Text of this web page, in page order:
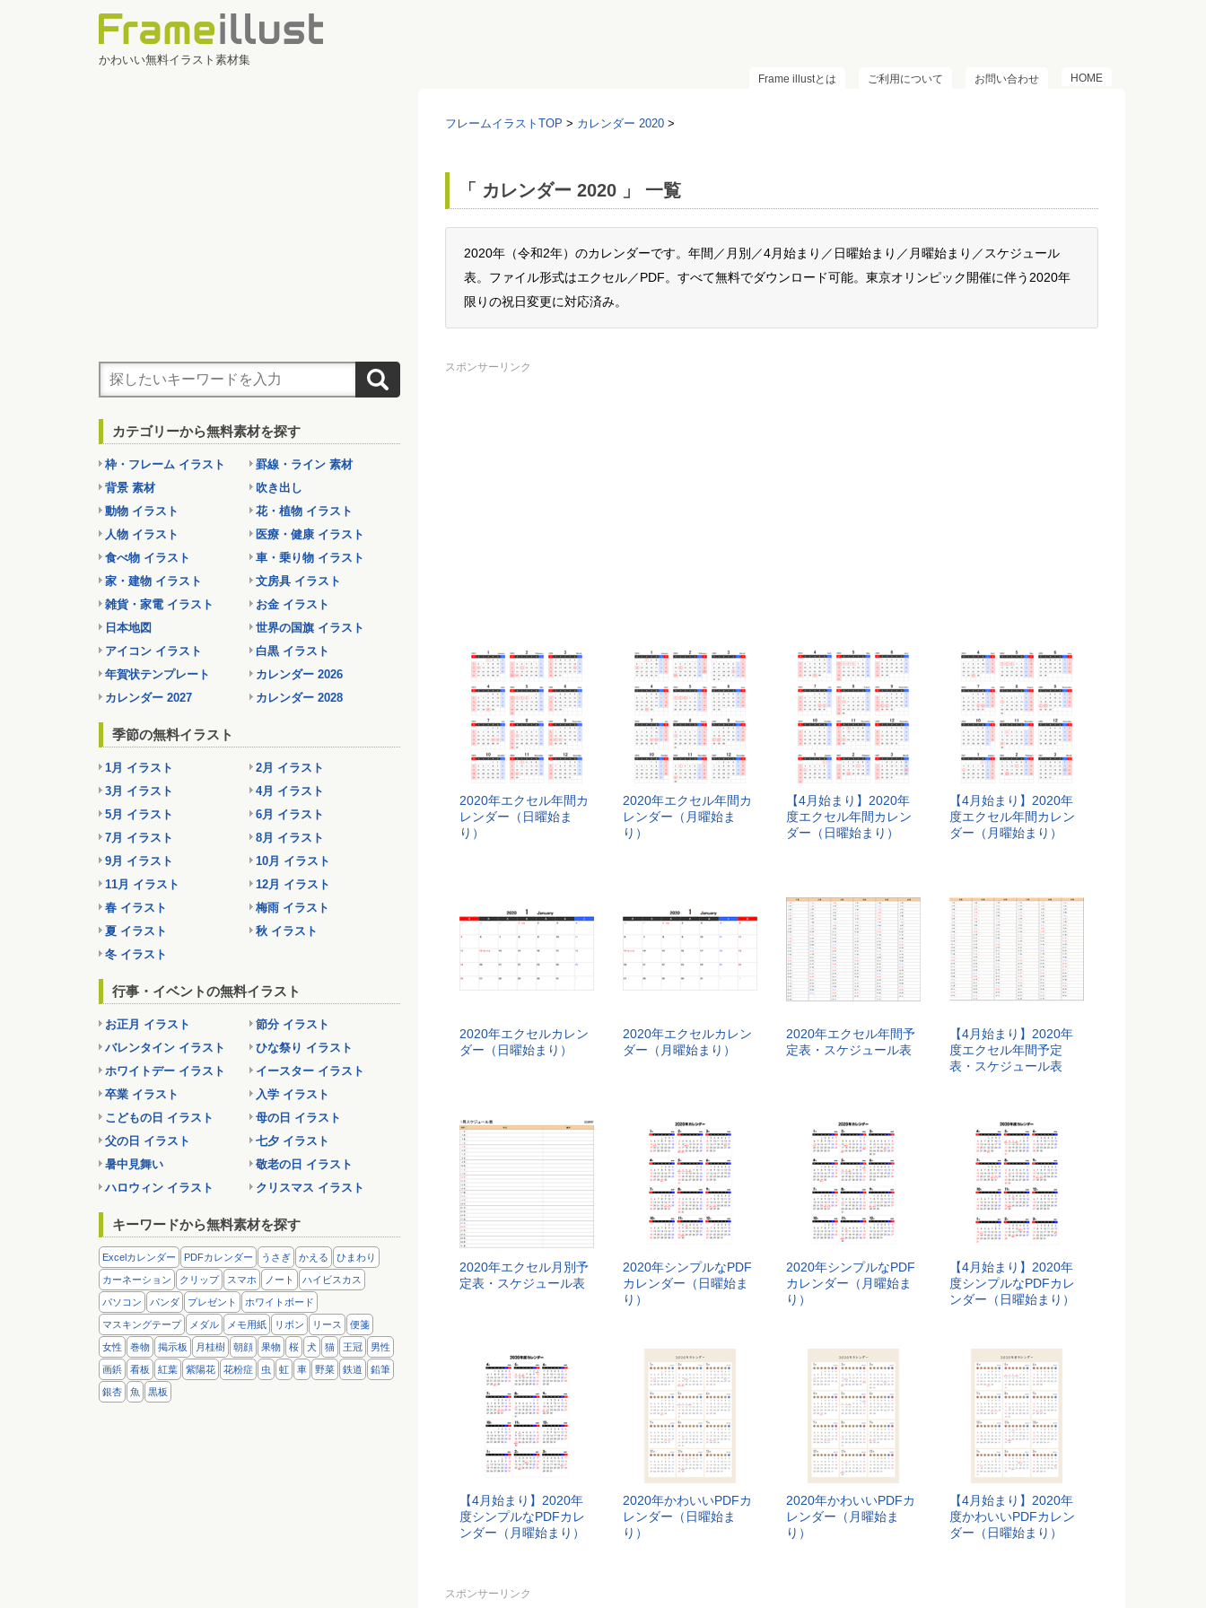
かわいい無料イラスト素材集
HOME
お問い合わせ
ご利用について
Frame illustとは
フレームイラストTOP > カレンダー 2020 >
「 カレンダー 2020 」 一覧
2020年（令和2年）のカレンダーです。年間／月別／4月始まり／日曜始まり／月曜始まり／スケジュール
表。ファイル形式はエクセル／PDF。すべて無料でダウンロード可能。東京オリンピック開催に伴う2020年
限りの祝日変更に対応済み。
スポンサーリンク
2020年エクセル年間カ
レンダー（日曜始ま
り）
2020年エクセル年間カ
レンダー（月曜始ま
り）
【4月始まり】2020年
度エクセル年間カレン
ダー（日曜始まり）
【4月始まり】2020年
度エクセル年間カレン
ダー（月曜始まり）
2020年エクセルカレン
ダー（日曜始まり）
2020年エクセルカレン
ダー（月曜始まり）
2020年エクセル年間予
定表・スケジュール表
【4月始まり】2020年
度エクセル年間予定
表・スケジュール表
2020年エクセル月別予
定表・スケジュール表
2020年シンプルなPDF
カレンダー（日曜始ま
り）
2020年シンプルなPDF
カレンダー（月曜始ま
り）
【4月始まり】2020年
度シンプルなPDFカレ
ンダー（日曜始まり）
【4月始まり】2020年
度シンプルなPDFカレ
ンダー（月曜始まり）
2020年かわいいPDFカ
レンダー（日曜始ま
り）
2020年かわいいPDFカ
レンダー（月曜始ま
り）
【4月始まり】2020年
度かわいいPDFカレン
ダー（日曜始まり）
スポンサーリンク
カテゴリーから無料素材を探す
枠・フレーム イラスト
罫線・ライン 素材
背景 素材
吹き出し
動物 イラスト
花・植物 イラスト
人物 イラスト
医療・健康 イラスト
食べ物 イラスト
車・乗り物 イラスト
家・建物 イラスト
文房具 イラスト
雑貨・家電 イラスト
お金 イラスト
日本地図
世界の国旗 イラスト
アイコン イラスト
白黒 イラスト
年賀状テンプレート
カレンダー 2026
カレンダー 2027
カレンダー 2028
季節の無料イラスト
1月 イラスト
2月 イラスト
3月 イラスト
4月 イラスト
5月 イラスト
6月 イラスト
7月 イラスト
8月 イラスト
9月 イラスト
10月 イラスト
11月 イラスト
12月 イラスト
春 イラスト
梅雨 イラスト
夏 イラスト
秋 イラスト
冬 イラスト
行事・イベントの無料イラスト
お正月 イラスト
節分 イラスト
バレンタイン イラスト
ひな祭り イラスト
ホワイトデー イラスト
イースター イラスト
卒業 イラスト
入学 イラスト
こどもの日 イラスト
母の日 イラスト
父の日 イラスト
七夕 イラスト
暑中見舞い
敬老の日 イラスト
ハロウィン イラスト
クリスマス イラスト
キーワードから無料素材を探す
Excelカレンダー PDFカレンダー うさぎ かえる ひまわり
カーネーション クリップ スマホ ノート ハイビスカス
パソコン パンダ プレゼント ホワイトボード
マスキングテープ メダル メモ用紙 リボン リース 便箋
女性 巻物 掲示板 月桂樹 朝顔 果物 桜 犬 猫 王冠 男性
画鋲 看板 紅葉 紫陽花 花粉症 虫 虹 車 野菜 鉄道 鉛筆
銀杏 魚 黒板